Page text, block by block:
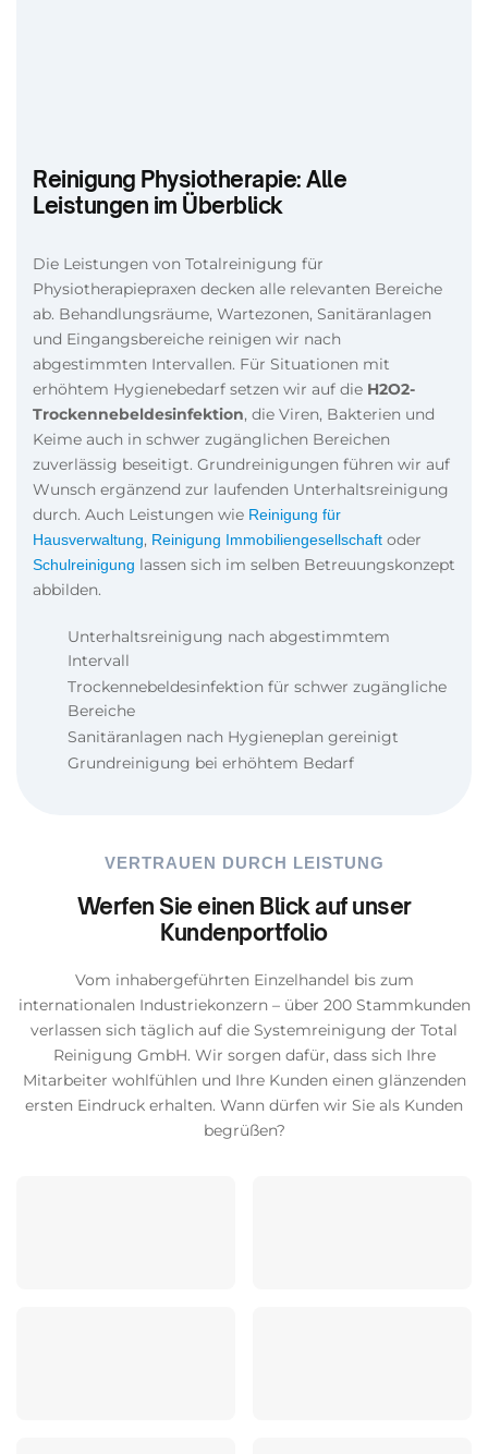
Reinigung Physiotherapie: Alle
Leistungen im Überblick
Die Leistungen von Totalreinigung für
Physiotherapiepraxen decken alle relevanten Bereiche
ab. Behandlungsräume, Wartezonen, Sanitäranlagen
und Eingangsbereiche reinigen wir nach
abgestimmten Intervallen. Für Situationen mit
erhöhtem Hygienebedarf setzen wir auf die H2O2-
Trockennebeldesinfektion, die Viren, Bakterien und
Keime auch in schwer zugänglichen Bereichen
zuverlässig beseitigt. Grundreinigungen führen wir auf
Wunsch ergänzend zur laufenden Unterhaltsreinigung
durch. Auch Leistungen wie Reinigung für
Hausverwaltung, Reinigung Immobiliengesellschaft oder
Schulreinigung lassen sich im selben Betreuungskonzept
abbilden.
Unterhaltsreinigung nach abgestimmtem
Intervall
Trockennebeldesinfektion für schwer zugängliche
Bereiche
Sanitäranlagen nach Hygieneplan gereinigt
Grundreinigung bei erhöhtem Bedarf
VERTRAUEN DURCH LEISTUNG
Werfen Sie einen Blick auf unser
Kundenportfolio
Vom inhabergeführten Einzelhandel bis zum
internationalen Industriekonzern – über 200 Stammkunden
verlassen sich täglich auf die Systemreinigung der Total
Reinigung GmbH. Wir sorgen dafür, dass sich Ihre
Mitarbeiter wohlfühlen und Ihre Kunden einen glänzenden
ersten Eindruck erhalten. Wann dürfen wir Sie als Kunden
begrüßen?